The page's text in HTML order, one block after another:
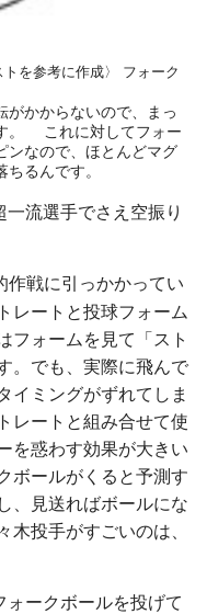
を参考に作成〉
フォーク
かからないので、まっ
。 これに対してフォー
ンなので、ほとんどマグ
るんです。
流選手でさえ空振り
戦に引っかかってい
レートと投球フォーム
フォームを見て「スト
。でも、実際に飛んで
イミングがずれてしま
レートと組み合せて使
を惑わす効果が大きい
ボールがくると予測す
、見送ればボールにな
木投手がすごいのは、
ークボールを投げて